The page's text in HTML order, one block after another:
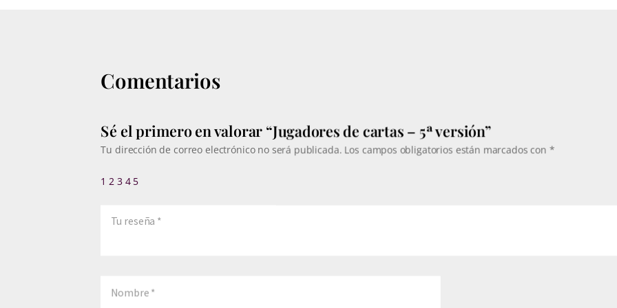
Comentarios
Sé el primero en valorar “Jugadores de cartas – 5ª versión”
Tu dirección de correo electrónico no será publicada. Los campos obligatorios están marcados con *
1 2 3 4 5